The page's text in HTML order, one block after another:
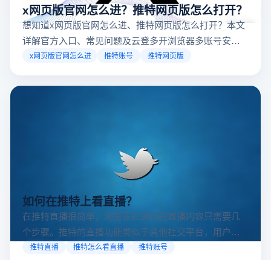
x网页版官网怎么进？推特网页版怎么打开？
想知道x网页版官网怎么进、推特网页版怎么打开？本文
详解官方入口、常见问题及云登多开浏览器多账号安全
访问方案，助你稳定登录高效运营。
x网页版官网怎么进 推特账号 推特网页版
如何在推特上看直播？
在推特直播很简单，浏览正在进行的直播内容只需要几
个步骤。推特的直播功能类似于其他社交平台，用户可
以通过关注自己喜欢的账号、浏览话题标签或查看实时
推特直播 推特怎么看直播 推特账号